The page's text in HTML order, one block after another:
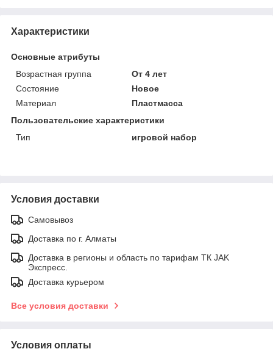
Характеристики
Основные атрибуты
Возрастная группа
От 4 лет
Состояние
Новое
Материал
Пластмасса
Пользовательские характеристики
Тип
игровой набор
Условия доставки
Самовывоз
Доставка по г. Алматы
Доставка в регионы и область по тарифам ТК JAK
Экспресс.
Доставка курьером
Все условия доставки
Условия оплаты